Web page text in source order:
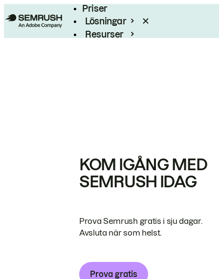
Priser
Lösningar
Resurser
KOM IGÅNG MED
SEMRUSH IDAG
Prova Semrush gratis i sju dagar.
Avsluta när som helst.
Prova gratis